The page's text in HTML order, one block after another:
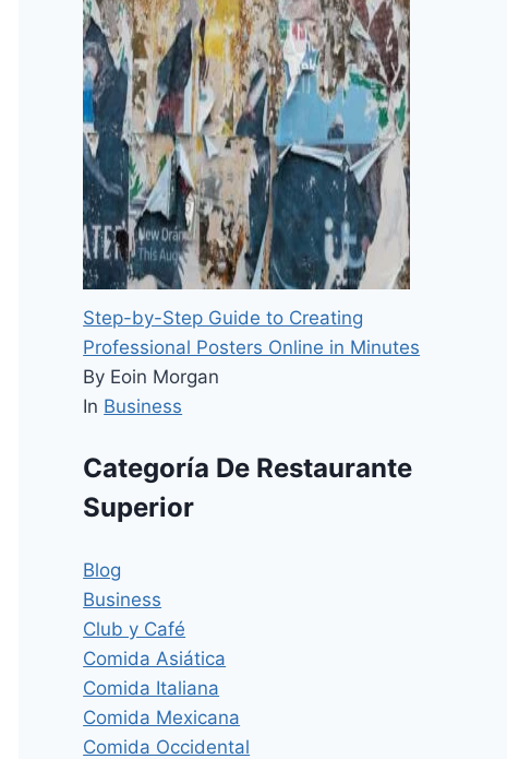
Step-by-Step Guide to Creating
Professional Posters Online in Minutes
By Eoin Morgan
In Business
Categoría De Restaurante
Superior
Blog
Business
Club y Café
Comida Asiática
Comida Italiana
Comida Mexicana
Comida Occidental